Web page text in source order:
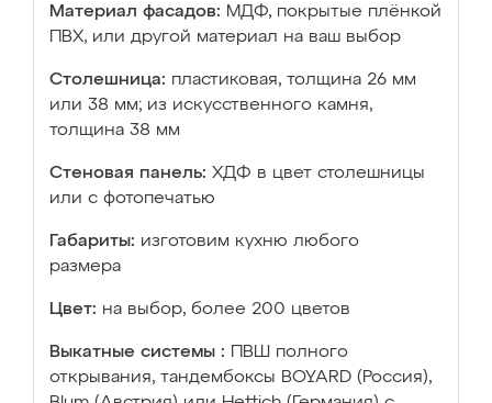
Материал фасадов: МДФ, покрытые плёнкой
ПВХ, или другой материал на ваш выбор
Столешница: пластиковая, толщина 26 мм
или 38 мм; из искусственного камня,
толщина 38 мм
Стеновая панель: ХДФ в цвет столешницы
или с фотопечатью
Габариты: изготовим кухню любого
размера
Цвет: на выбор, более 200 цветов
Выкатные системы :
ПВШ полного
открывания, тандембоксы BOYARD (Россия),